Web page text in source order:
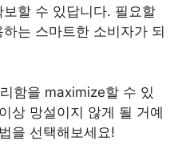
할 수 있답니다. 필요할
는 스마트한 소비자가 되
함을 maximize할 수 있
상 망설이지 않게 될 거예
을 선택해보세요!